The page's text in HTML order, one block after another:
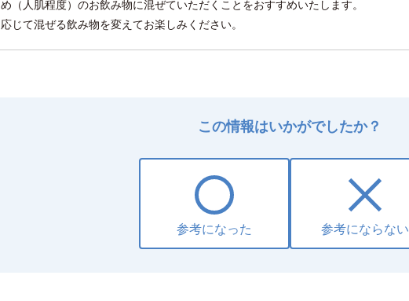
（人肌程度）のお飲み物に混ぜていただくことをおすすめいたします。
じて混ぜる飲み物を変えてお楽しみください。
この情報はいかがでしたか？
参考になった 参考にならない